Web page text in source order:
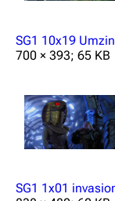
700 × 393; 65 KB